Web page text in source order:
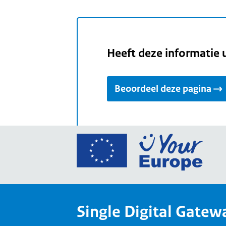
Heeft deze informatie
Beoordeel deze pagina
Ga
Your
Single Digital